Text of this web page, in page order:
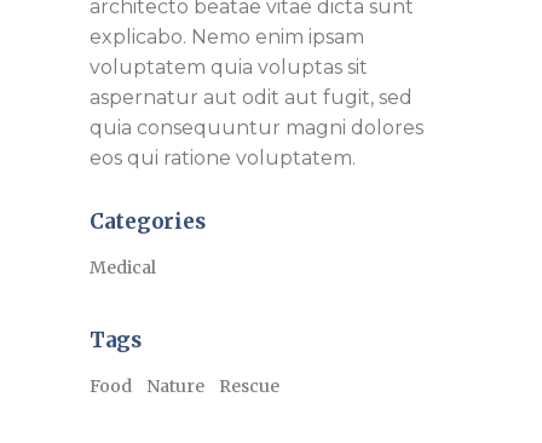
architecto beatae vitae dicta sunt
explicabo. Nemo enim ipsam
voluptatem quia voluptas sit
aspernatur aut odit aut fugit, sed
quia consequuntur magni dolores
eos qui ratione voluptatem.
Categories
Medical
Tags
Food Nature Rescue